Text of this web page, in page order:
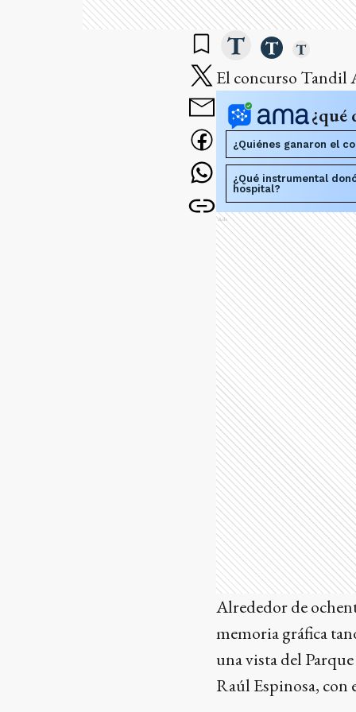
El concurso Tandil
¿qué
¿Quiénes ganaron el
¿Qué instrumental
hospital?
Ads
Alrededor de
memoria gráfica
una vista del
Raúl Espinosa, con